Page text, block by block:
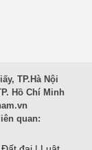
TP.Hà Nội
Hồ Chí Minh
quan: